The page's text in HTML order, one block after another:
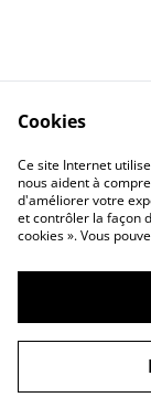
©2026Horoa
Cookies
Ce site Internet
nous aident à
d'améliorer votre
et contrôler la façon
cookies ». Vous